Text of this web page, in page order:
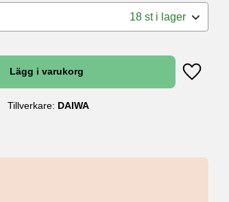
18 st i lager
Lägg
Tillverkare DAIWA